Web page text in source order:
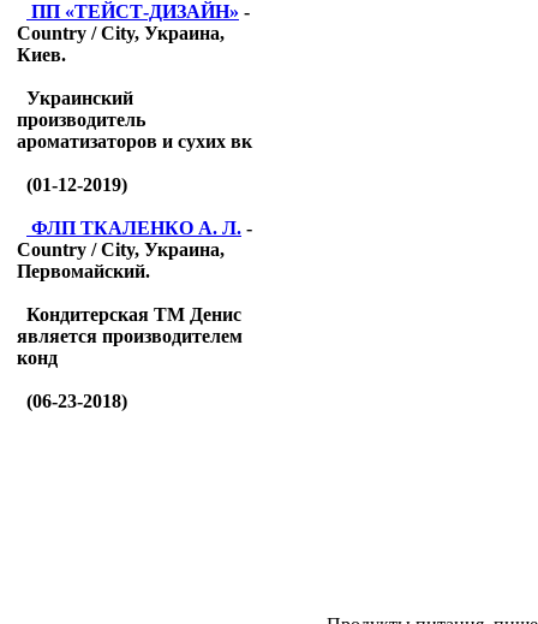
ПП «ТЕЙСТ-ДИЗАЙН» -
Country / City, Украина,
Киев.
Украинский
производитель
ароматизаторов и сухих вк
(01-12-2019)
ФЛП ТКАЛЕНКО А. Л. -
Country / City, Украина,
Первомайский.
Кондитерская ТМ Денис
является производителем
конд
(06-23-2018)